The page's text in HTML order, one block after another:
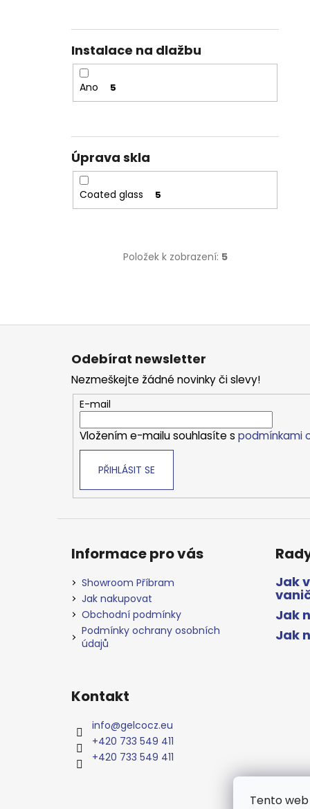
Tento
Instalace na dlažbu
Ano 5
Úprava skla
Coated glass 5
Položek k zobrazení: 5
Odebírat newsletter
Nezmeškejte žádné novinky či slevy!
E-mail
Vložením e-mailu souhlasíte s podmínkami
PŘIHLÁSIT SE
Informace pro vás
Showroom Příbram
Jak nakupovat
Obchodní podmínky
Podmínky ochrany osobních
údajů
Jak
Jak
Jak
Kontakt
info@gelcocz.eu
+420 733 549 411
+420 733 549 411